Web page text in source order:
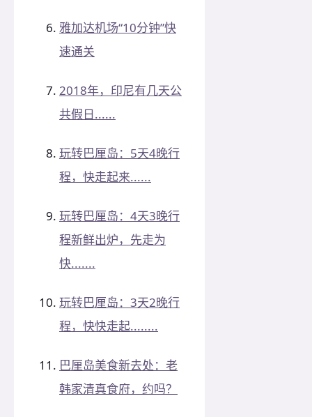
雅加达机场“10分钟”快
速通关
2018年，印尼有几天公
共假日......
玩转巴厘岛：5天4晚行
程，快走起来......
玩转巴厘岛：4天3晚行
程新鲜出炉，先走为
快.......
玩转巴厘岛：3天2晚行
程，快快走起........
巴厘岛美食新去处：老
韩家清真食府，约吗？